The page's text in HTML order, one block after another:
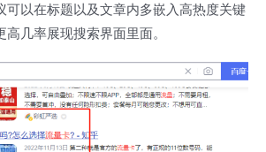
可以在标题以及文章内多嵌入高热度关键
几率展现搜索界面里面。